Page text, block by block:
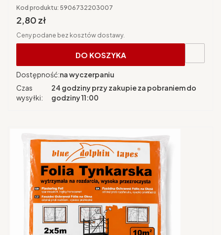
Kod produktu: 5906732203007
Cena brutto
2,80 zł
Ceny podane bez kosztów dostawy.
DO KOSZYKA
Dostępność:na wyczerpaniu
Czas
wysyłki:
24 godziny przy zakupie za pobraniem do
godziny 11:00